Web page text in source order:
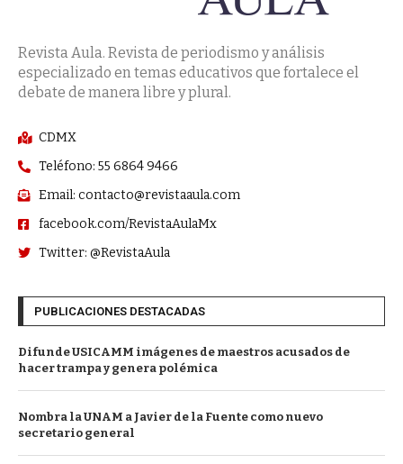
Revista Aula. Revista de periodismo y análisis
especializado en temas educativos que fortalece el
debate de manera libre y plural.
CDMX
Teléfono: 55 6864 9466
Email: contacto@revistaaula.com
facebook.com/RevistaAulaMx
Twitter: @RevistaAula
PUBLICACIONES DESTACADAS
Difunde USICAMM imágenes de maestros acusados de
hacer trampa y genera polémica
Nombra la UNAM a Javier de la Fuente como nuevo
secretario general